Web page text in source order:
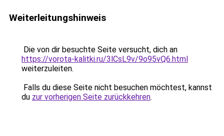
Weiterleitungshinweis
Die von dir besuchte Seite versucht, dich an
https://vorota-kalitki.ru/3lCsL9v/9o95vQ6.html
weiterzuleiten.
Falls du diese Seite nicht besuchen möchtest, kannst
du zur vorherigen Seite zurückkehren.